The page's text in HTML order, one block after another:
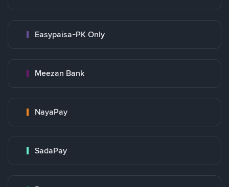
Easypaisa-PK Only
Meezan Bank
NayaPay
SadaPay